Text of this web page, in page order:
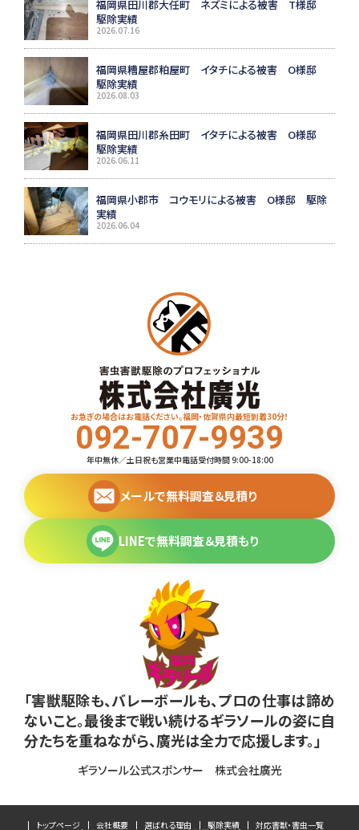
福岡県田川郡大任町 ネズミによる被害 T様邸
駆除実績
2026.07.16
福岡県糟屋郡粕屋町 イタチによる被害 O様邸
駆除実績
2026.08.03
福岡県田川郡糸田町 イタチによる被害 O様邸
駆除実績
2026.06.11
福岡県小郡市 コウモリによる被害 O様邸 駆除
実績
2026.06.04
お急ぎの場合はお電話ください。福岡・佐賀県内最短到着30分！
092-707-9939
年中無休／土日祝も営業中電話受付時間 9:00-18:00
メールで無料調査＆見積り
LINEで無料調査＆見積もり
「害獣駆除も、バレーボールも、プロの仕事は諦め
ないこと。最後まで戦い続けるギラソールの姿に自
分たちを重ねながら、廣光は全力で応援します。」
ギラソール公式スポンサー 株式会社廣光
トップページ 会社概要 選ばれる理由 駆除実績 対応害獣・害虫一覧